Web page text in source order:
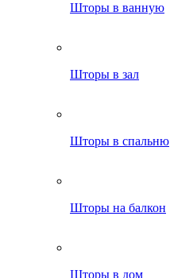
Шторы в ванную
Шторы в зал
Шторы в спальню
Шторы на балкон
Шторы в дом